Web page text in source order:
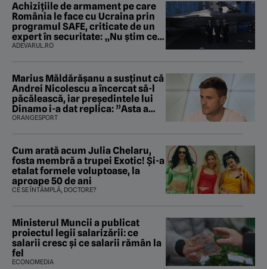
Achizițiile de armament pe care
România le face cu Ucraina prin
programul SAFE, criticate de un
expert în securitate: „Nu știm ce
arme ne trebuie”
ADEVARUL.RO
Marius Măldărăşanu a susţinut că
Andrei Nicolescu a încercat să-l
păcălească, iar preşedintele lui
Dinamo i-a dat replica: ”Asta a
fost istoria”
ORANGESPORT
Cum arată acum Julia Chelaru,
fosta membră a trupei Exotic! Și-a
etalat formele voluptoase, la
aproape 50 de ani
CE SE ÎNTÂMPLĂ, DOCTORE?
Ministerul Muncii a publicat
proiectul legii salarizării: ce
salarii cresc și ce salarii rămân la
fel
ECONOMEDIA